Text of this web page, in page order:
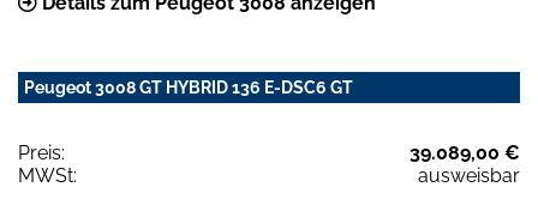
Peugeot 3008 GT HYBRID 136 E-DSC6 GT
Preis:
39.089,00 €
MWSt:
ausweisbar